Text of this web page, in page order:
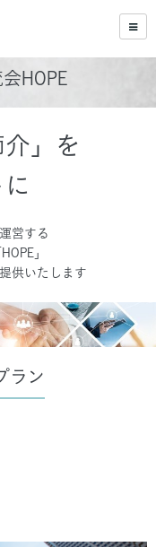
HOPE
介」を
営する
」
供いたします
ラン